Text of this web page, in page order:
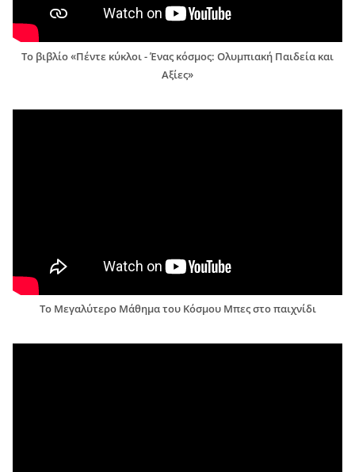
Το βιβλίο «Πέντε κύκλοι - Ένας κόσμος: Ολυμπιακή Παιδεία και
Αξίες»
Το Μεγαλύτερο Μάθημα του Κόσμου Μπες στο παιχνίδι